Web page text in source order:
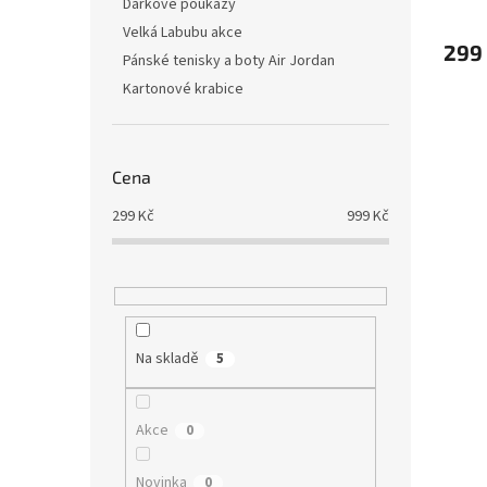
Dárkové poukazy
Velká Labubu akce
Pánské tenisky a boty Air Jordan
Kartonové krabice
Cena
299Kč 999Kč
Na skladě 5
Akce 0
Novinka 0
299